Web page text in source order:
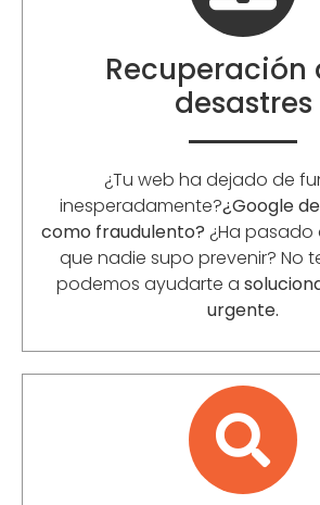
Recuperación
desastres
¿Tu web ha dejado de
inesperadamente?¿Google
como fraudulento? ¿Ha
que nadie supo prevenir? No
podemos ayudarte a
urgente.